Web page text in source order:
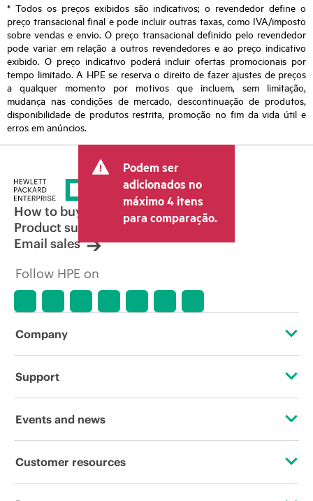
* Todos os preços exibidos são indicativos; o revendedor define o
preço transacional final e pode incluir outras taxas, como IVA/imposto
sobre vendas e envio. O preço transacional definido pelo revendedor
pode variar em relação a outros revendedores e ao preço indicativo
exibido. O preço indicativo poderá incluir ofertas promocionais por
tempo limitado. A HPE se reserva o direito de fazer ajustes de preços
a qualquer momento por motivos que incluem, sem limitação,
mudança nas condições de mercado, descontinuação de produtos,
disponibilidade de produtos restrita, promoção no fim da vida útil e
erros em anúncios.
Podem ser
adicionados no
máximo 4 itens
para comparação.
How to buy
Product support
Email sales
Follow HPE on
Company
About HPE
Corporate responsibility
Support
Operational support services
Events and news
Events
Customer resources
Contact Us